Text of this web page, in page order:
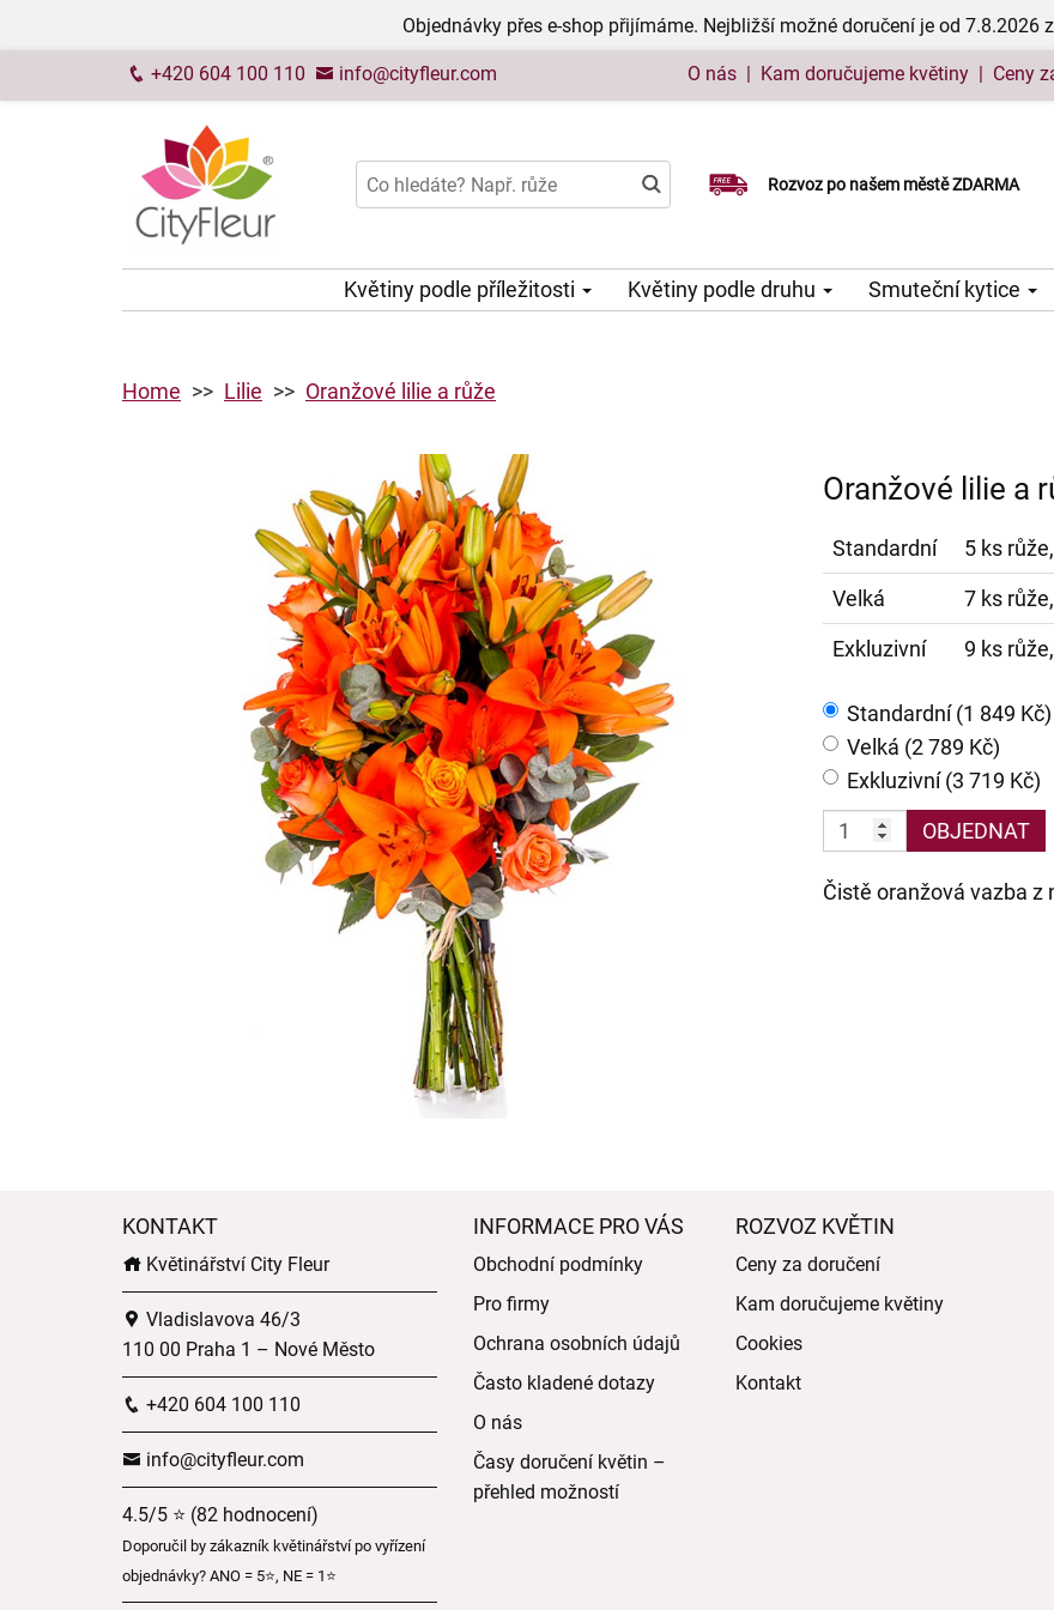
Objednávky přes e-shop přijímáme. Nejbližší možné doručení je od 7.8.2026
+420 604 100 110 info@cityfleur.com O nás | Kam doručujeme květiny | Ceny
Rozvoz po našem městě ZDARMA
Možný výběr času a dne doručení
Květiny podle příležitosti Květiny podle druhu Smuteční kytice
Home Lilie Oranžové lilie a růže
Oranžové lilie a
Standardní
5 ks
Velká
7 ks
Exkluzivní
9 ks
Standardní (1 849 Kč)
Velká (2 789 Kč)
Exkluzivní (3 719 Kč)
OBJEDNAT
Čistě oranžová vazba z
KONTAKT
Květinářství City Fleur
Vladislavova 46/3
110 00 Praha 1 – Nové Město
+420 604 100 110
info@cityfleur.com
4.5/5 ⭐ (82 hodnocení)
Doporučil by zákazník květinářství po vyřízení
objednávky? ANO = 5⭐, NE = 1⭐
INFORMACE PRO VÁS
Obchodní podmínky
Pro firmy
Ochrana osobních údajů
Často kladené dotazy
O nás
Časy doručení květin –
přehled možností
ROZVOZ KVĚTIN
Ceny za doručení
Kam doručujeme květiny
Cookies
Kontakt